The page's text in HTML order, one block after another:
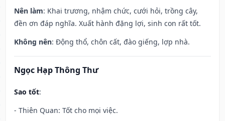
Nên làm: Khai trương, nhậm chức, cưới hỏi, trồng cây,
đền ơn đáp nghĩa. Xuất hành đặng lợi, sinh con rất tốt.
Không nên: Động thổ, chôn cất, đào giếng, lợp nhà.
Ngọc Hạp Thông Thư
Sao tốt:
- Thiên Quan: Tốt cho mọi việc.